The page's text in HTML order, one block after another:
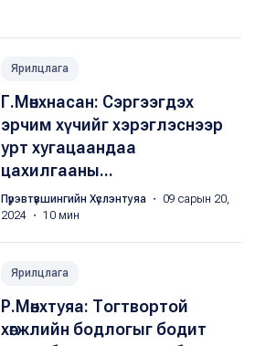
Ярилцлага
Г.Мөнхнасан: Сэргээгдэх
эрчим хүчийг хэрэглэснээр
урт хугацаандаа
цахилгааны...
Пүрэвтүвшингийн Хүслэнтуяа ・ 09 сарын 20,
2024 ・ 10 мин
Ярилцлага
Р.Мөнхтуяа: Тогтвортой
хөгжлийн бодлогыг бодит